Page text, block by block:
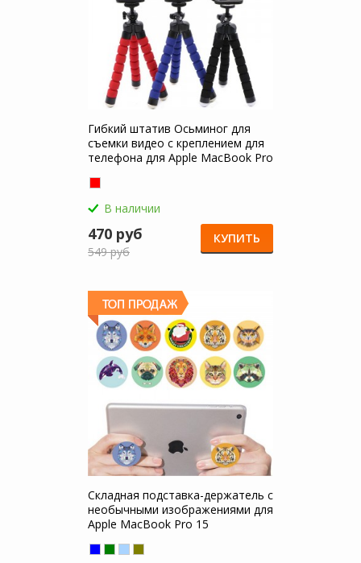
Гибкий штатив Осьминог для
съемки видео с креплением для
телефона для Apple MacBook Pro
В наличии
470 руб
549 руб
КУПИТЬ
Складная подставка-держатель с
необычными изображениями для
Apple MacBook Pro 15